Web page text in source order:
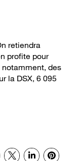
retiendra
profite pour
des
la DSX, 6 095
X LinkedInPinterest